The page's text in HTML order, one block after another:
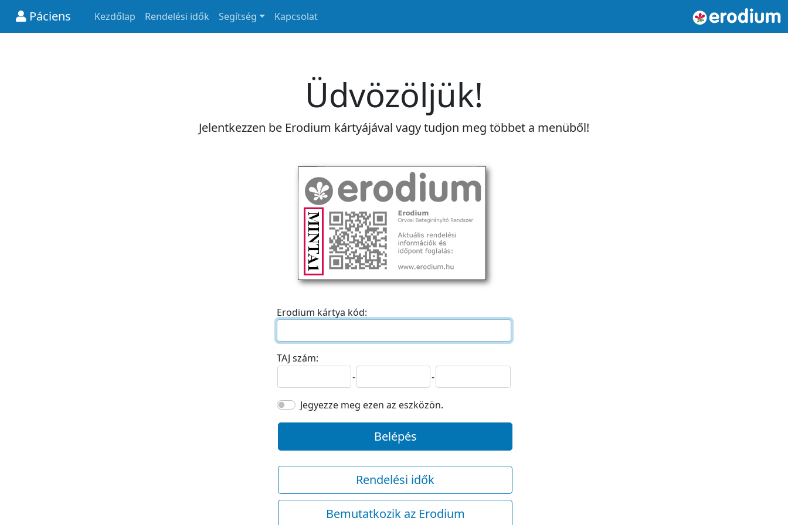
Páciens Kezdőlap Rendelési idők Segítség Kapcsolat
Üdvözöljük!
Jelentkezzen be Erodium kártyájával vagy tudjon meg többet a menüből!
Erodium kártya kód:
TAJ szám:
-
-
Jegyezze meg ezen az eszközön.
Belépés
Rendelési idők
Bemutatkozik az Erodium